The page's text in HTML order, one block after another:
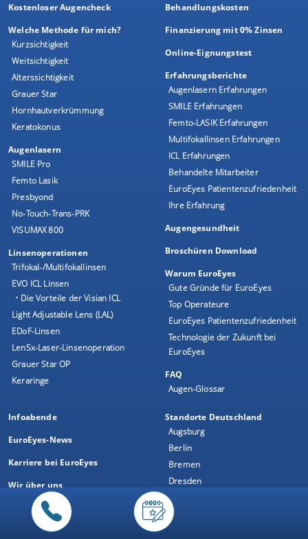
Kostenloser Augencheck
Welche Methode für mich?
Kurzsichtigkeit
Weitsichtigkeit
Alterssichtigkeit
Grauer Star
Hornhautverkrümmung
Keratokonus
Augenlasern
SMILE Pro
Femto Lasik
Presbyond
No-Touch-Trans-PRK
VISUMAX 800
Linsenoperationen
Trifokal-/Multifokallinsen
EVO ICL Linsen
• Die Vorteile der Visian ICL
Light Adjustable Lens (LAL)
EDoF-Linsen
LenSx-Laser-Linsenoperation
Grauer Star OP
Keraringe
Behandlungskosten
Finanzierung mit 0% Zinsen
Online-Eignungstest
Erfahrungsberichte
Augenlasern Erfahrungen
SMILE Erfahrungen
Femto-LASIK Erfahrungen
Multifokallinsen Erfahrungen
ICL Erfahrungen
Behandelte Mitarbeiter
EuroEyes Patientenzufriedenheit
Ihre Erfahrung
Augengesundheit
Broschüren Download
Warum EuroEyes
Gute Gründe für EuroEyes
Top Operateure
EuroEyes Patientenzufriedenheit
Technologie der Zukunft bei
EuroEyes
FAQ
Augen-Glossar
Infoabende
EuroEyes-News
Karriere bei EuroEyes
Wir über uns
Top Operateure
Ärzteteam
Gute Gründe für EuroEyes
Standorte Deutschland
Augsburg
Berlin
Bremen
Dresden
Düsseldorf
Frankfurt